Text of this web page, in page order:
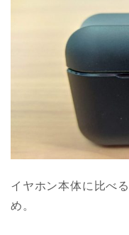
イヤホン本体に比べ
め。